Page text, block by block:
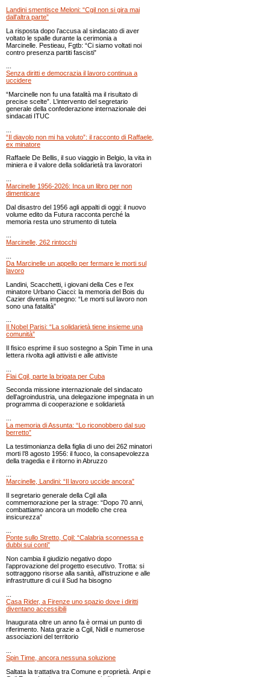
Landini smentisce Meloni: “Cgil non si gira mai
dall'altra parte”
La risposta dopo l’accusa al sindacato di aver
voltato le spalle durante la cerimonia a
Marcinelle. Pestieau, Fgtb: “Ci siamo voltati noi
contro presenza partiti fascisti”
Senza diritti e democrazia il lavoro continua a
uccidere
“Marcinelle non fu una fatalità ma il risultato di
precise scelte”. L’intervento del segretario
generale della confederazione internazionale dei
sindacati ITUC
“Il diavolo non mi ha voluto”: il racconto di Raffaele,
ex minatore
Raffaele De Bellis, il suo viaggio in Belgio, la vita in
miniera e il valore della solidarietà tra lavoratori
Marcinelle 1956-2026: Inca un libro per non
dimenticare
Dal disastro del 1956 agli appalti di oggi: il nuovo
volume edito da Futura racconta perché la
memoria resta uno strumento di tutela
Marcinelle, 262 rintocchi
Da Marcinelle un appello per fermare le morti sul
lavoro
Landini, Scacchetti, i giovani della Ces e l’ex
minatore Urbano Ciacci: la memoria del Bois du
Cazier diventa impegno: “Le morti sul lavoro non
sono una fatalità”
Il Nobel Parisi: “La solidarietà tiene insieme una
comunità”
Il fisico esprime il suo sostegno a Spin Time in una
lettera rivolta agli attivisti e alle attiviste
Flai Cgil, parte la brigata per Cuba
Seconda missione internazionale del sindacato
dell’agroindustria, una delegazione impegnata in un
programma di cooperazione e solidarietà
La memoria di Assunta: “Lo riconobbero dal suo
berretto”
La testimonianza della figlia di uno dei 262 minatori
morti l’8 agosto 1956: il fuoco, la consapevolezza
della tragedia e il ritorno in Abruzzo
Marcinelle, Landini: “Il lavoro uccide ancora”
Il segretario generale della Cgil alla
commemorazione per la strage: “Dopo 70 anni,
combattiamo ancora un modello che crea
insicurezza”
...
Ponte sullo Stretto, Cgil: “Calabria sconnessa e
dubbi sui conti”
Non cambia il giudizio negativo dopo
l’approvazione del progetto esecutivo. Trotta: si
sottraggono risorse alla sanità, all'istruzione e alle
infrastrutture di cui il Sud ha bisogno
Casa Rider, a Firenze uno spazio dove i diritti
diventano accessibili
Inaugurata oltre un anno fa è ormai un punto di
riferimento. Nata grazie a Cgil, Nidil e numerose
associazioni del territorio
Spin Time, ancora nessuna soluzione
Saltata la trattativa tra Comune e proprietà. Anpi e